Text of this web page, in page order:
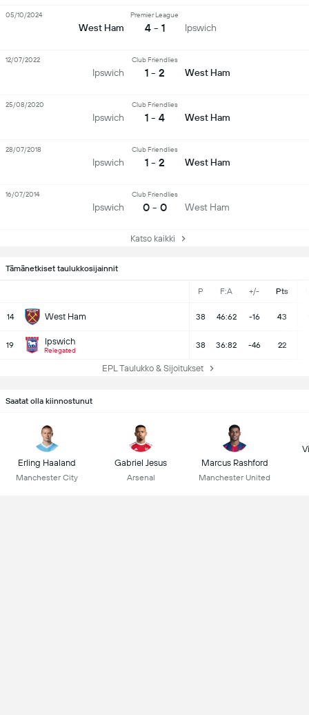
Tämänetkiset taulukkosijainnit
P F:A +/- Pts
14 West Ham 38 46:62 -16 43
19 Ipswich
Relegated
38 36:82 -46 22
EPL Taulukko & Sijoitukset
West Ham
Premier League
4 - 1 Ipswich
05/10/2024
Ipswich
Club Friendlies
1 - 2 West Ham
12/07/2022
Ipswich
Club Friendlies
1 - 4 West Ham
25/08/2020
Ipswich
Club Friendlies
1 - 2 West Ham
28/07/2018
Ipswich
Club Friendlies
0 - 0 West Ham
16/07/2014
Katso kaikki
Saatat olla kiinnostunut
Erling Haaland
Manchester City
Gabriel Jesus
Arsenal
Marcus Rashford
Manchester United